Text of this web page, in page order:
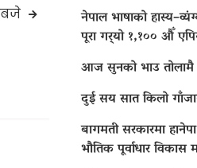
बजे
नेपाल भाषाको
पूरा गर्‍यो १,१०० औँ
आज सुनको भाउ तोलामै
दुई सय सात किलो
बागमती सरकारमा
भौतिक पूर्वाधार विकास